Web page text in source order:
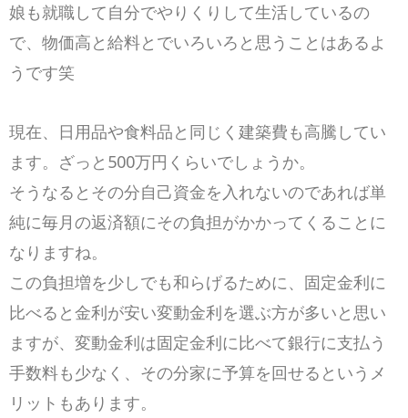
娘も就職して自分でやりくりして生活しているの
で、物価高と給料とでいろいろと思うことはあるよ
うです笑
現在、日用品や食料品と同じく建築費も高騰してい
ます。ざっと500万円くらいでしょうか。
そうなるとその分自己資金を入れないのであれば単
純に毎月の返済額にその負担がかかってくることに
なりますね。
この負担増を少しでも和らげるために、固定金利に
比べると金利が安い変動金利を選ぶ方が多いと思い
ますが、変動金利は固定金利に比べて銀行に支払う
手数料も少なく、その分家に予算を回せるというメ
リットもあります。